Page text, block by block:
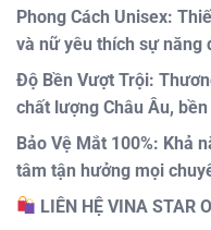
Phong Cách Unisex:
và nữ yêu thích sự năng
Độ Bền Vượt Trội:
chất lượng Châu Âu,
Bảo Vệ Mắt 100%: Khả
tâm tận hưởng mọi
LIÊN HỆ VINA STAR